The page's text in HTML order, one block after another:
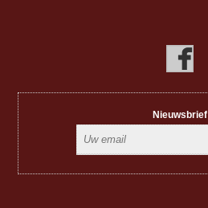
Nieuwsbrief